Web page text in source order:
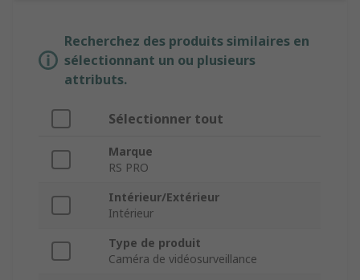
Recherchez des produits similaires en
sélectionnant un ou plusieurs
attributs.
Sélectionner tout
Marque
RS PRO
Intérieur/Extérieur
Intérieur
Type de produit
Caméra de vidéosurveillance